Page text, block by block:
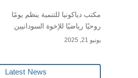
مكتب دياكونيا للتنمية ينظم يومًا
روحيًا رياضيًا للإخوة السودانيين
يونيو 21, 2025
Latest News